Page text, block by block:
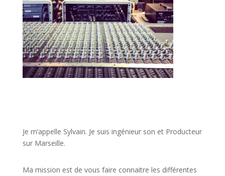
Je m’appelle Sylvain. Je suis ingénieur son et Producteur
sur Marseille.
Ma mission est de vous faire connaitre les différentes